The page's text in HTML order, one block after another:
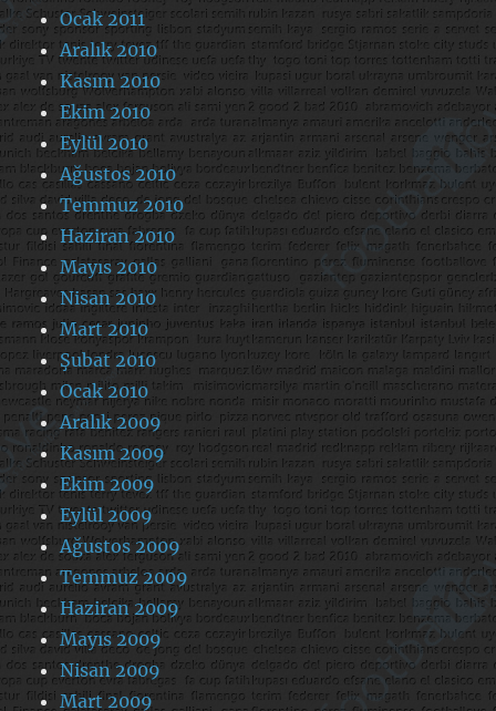
Ocak 2011
Aralık 2010
Kasım 2010
Ekim 2010
Eylül 2010
Ağustos 2010
Temmuz 2010
Haziran 2010
Mayıs 2010
Nisan 2010
Mart 2010
Şubat 2010
Ocak 2010
Aralık 2009
Kasım 2009
Ekim 2009
Eylül 2009
Ağustos 2009
Temmuz 2009
Haziran 2009
Mayıs 2009
Nisan 2009
Mart 2009